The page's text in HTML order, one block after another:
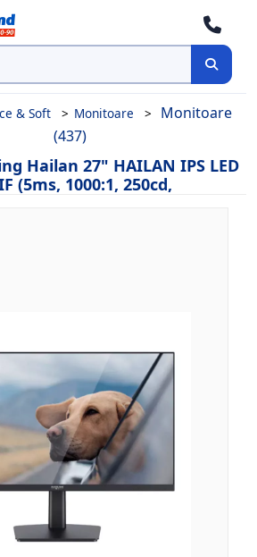
& Soft Monitoare
Monitoare
(437)
Hailan 27" HAILAN IPS LED
(5ms, 1000:1, 250cd,